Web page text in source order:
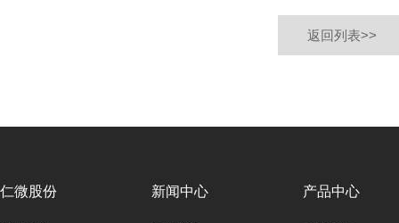
返回列表>>
仁微股份 新闻中心 产品中心